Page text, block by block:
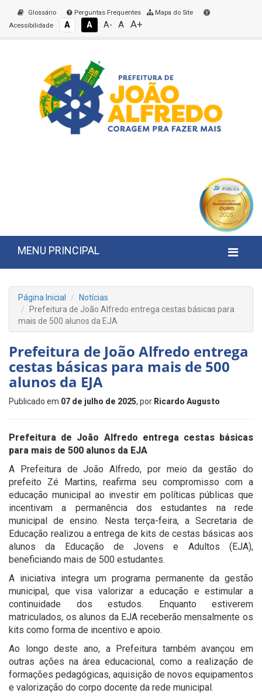
Glossário Perguntas Frequentes
Mapa do Site
Acessibilidade
A A A- A A+
MENU PRINCIPAL
Página Inicial
Notícias
Prefeitura de João Alfredo entrega cestas básicas para
mais de 500 alunos da EJA
Prefeitura de João Alfredo entrega
cestas básicas para mais de 500
alunos da EJA
Publicado em 07 de julho de 2025, por Ricardo Augusto
Prefeitura de João Alfredo entrega cestas básicas
para mais de 500 alunos da EJA
A Prefeitura de João Alfredo, por meio da gestão do
prefeito Zé Martins, reafirma seu compromisso com a
educação municipal ao investir em políticas públicas que
incentivam a permanência dos estudantes na rede
municipal de ensino. Nesta terça-feira, a Secretaria de
Educação realizou a entrega de kits de cestas básicas aos
alunos da Educação de Jovens e Adultos (EJA),
beneficiando mais de 500 estudantes.
A iniciativa integra um programa permanente da gestão
municipal, que visa valorizar a educação e estimular a
continuidade dos estudos. Enquanto estiverem
matriculados, os alunos da EJA receberão mensalmente os
kits como forma de incentivo e apoio.
Ao longo deste ano, a Prefeitura também avançou em
outras ações na área educacional, como a realização de
formações pedagógicas, aquisição de novos equipamentos
e valorização do corpo docente da rede municipal.